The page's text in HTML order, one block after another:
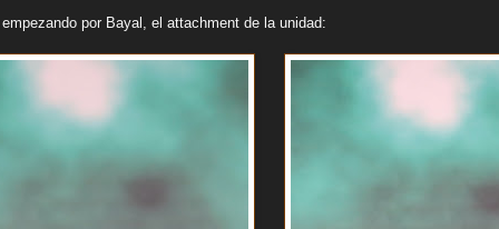
por Bayal, el attachment de la unidad: